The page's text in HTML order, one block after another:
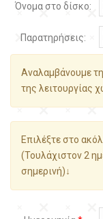
Όνομα στο δίσκο:
Παρατηρήσεις:
Αναλαμβάνουμε
της λειτουργίας
Επιλέξτε στο
(Τουλάχιστον 2
σημερινή)↓